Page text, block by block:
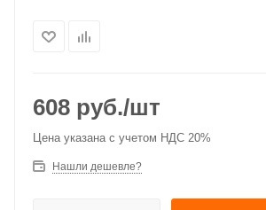
608 руб./шт
Цена указана с учетом НДС 20%
Нашли дешевле?